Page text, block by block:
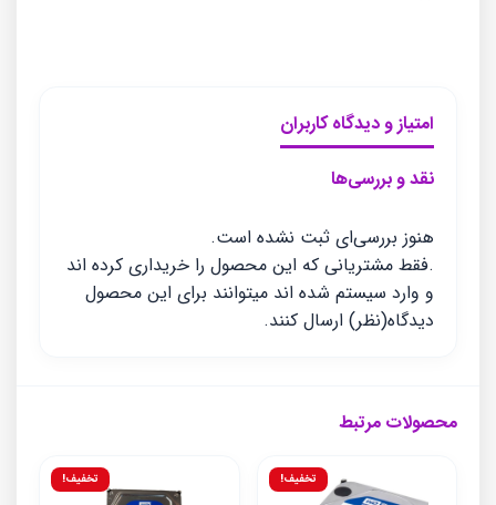
امتیاز و دیدگاه کاربران
نقد و بررسی‌ها
هنوز بررسی‌ای ثبت نشده است.
.فقط مشتریانی که این محصول را خریداری کرده اند
و وارد سیستم شده اند میتوانند برای این محصول
دیدگاه(نظر) ارسال کنند.
محصولات مرتبط
تخفیف! تخفیف!